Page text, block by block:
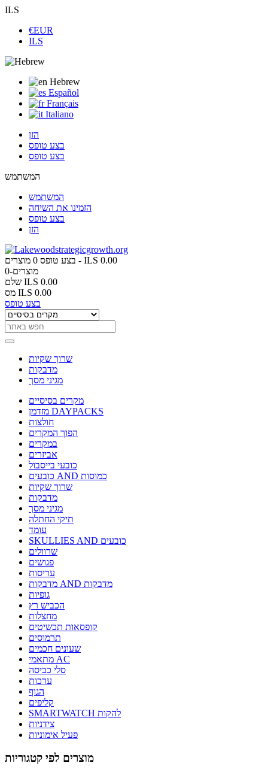
ILS
€EUR
ILS
Hebrew
Español
Français
Italiano
הזן
בצע טופס
בצע טופס
המשתמש
המשתמש
הזמינו את השיחה
בצע טופס
הזן
בצע טופס 0 מוצרים - ILS 0.00
0-מוצרים
שלם ILS 0.00
מס ILS 0.00
בצע טופס
שרוך שקיות
מדבקות
מגיני מסך
מקרים בסיסיים
מזדמן DAYPACKS
חולצות
הפוך המקרים
במקרים
אביזרים
כובעי בייסבול
כובעים AND כמוסות
שרוך שקיות
מדבקות
מגיני מסך
תיקי החתלה
עומד
SKULLIES AND כובעים
שרוולים
פגושים
עריסות
מדבקות AND מדבקות
גופיות
הכביש רץ
מחצלות
קופסאות תכשיטים
תרמוסים
שעונים חכמים
מתאמי AC
סלי כביסה
ערכות
הגוף
קליפים
SMARTWATCH להקות
צידניות
פעיל אימוניות
מוצרים לפי קטגוריות